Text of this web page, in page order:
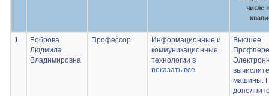
числе
1
Боброва
Людмила
Владимировна
Профессор
Информационные и
коммуникационные
технологии в
профессиональной
показать все
Высшее.
машины.